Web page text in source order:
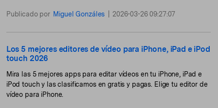
Comunidad
Publicado por Miguel Gonzáles 2026-03-26 09:27:07
Los 5 mejores editores de vídeo para iPhone, iPad e iPod
touch 2026
Mira las 5 mejores apps para editar vídeos en tu iPhone, iPad e
iPod touch y las clasificamos en gratis y pagas. Elige tu editor de
vídeo para iPhone.